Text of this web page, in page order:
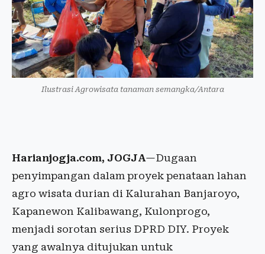
Ilustrasi Agrowisata tanaman semangka/Antara
Harianjogja.com, JOGJA—Dugaan
penyimpangan dalam proyek penataan lahan
agro wisata durian di Kalurahan Banjaroyo,
Kapanewon Kalibawang, Kulonprogo,
menjadi sorotan serius DPRD DIY. Proyek
yang awalnya ditujukan untuk